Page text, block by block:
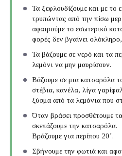
Τα ξεφλουδίζουμε και με το
τρυπώντας από την πίσω
αφαιρούμε το εσωτερικό
φορές δεν βγαίνει
Τα βάζουμε σε νερό και τα
λεμόνι να μην μαυρίσουν.
Βάζουμε σε μια κατσαρόλα
στέβια, κανέλα, λίγα
ξύσμα από τα λεμόνια που
Όταν βράσει προσθέτουμε
σκεπάζουμε την κατσαρόλα.
Βράζουμε για περίπου 20΄.
Σβήνουμε την φωτιά και